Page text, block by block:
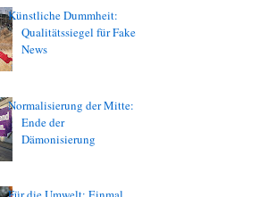
Künstliche Dummheit:
Qualitätssiegel für Fake
News
Normalisierung der Mitte:
Ende der
Dämonisierung